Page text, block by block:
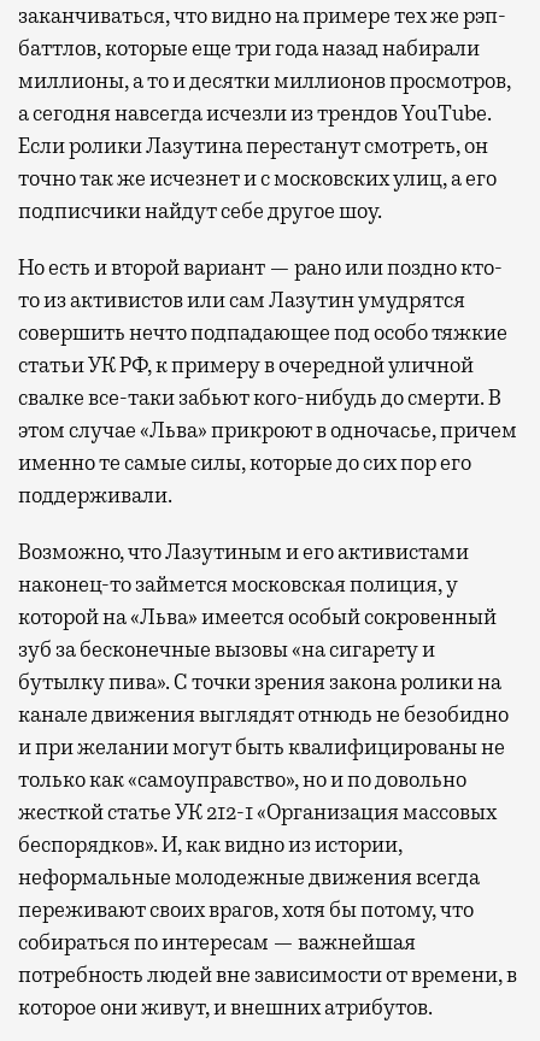
заканчиваться, что видно на примере тех же рэп-
баттлов, которые еще три года назад набирали
миллионы, а то и десятки миллионов просмотров,
а сегодня навсегда исчезли из трендов YouTube.
Если ролики Лазутина перестанут смотреть, он
точно так же исчезнет и с московских улиц, а его
подписчики найдут себе другое шоу.
Но есть и второй вариант — рано или поздно кто-
то из активистов или сам Лазутин умудрятся
совершить нечто подпадающее под особо тяжкие
статьи УК РФ, к примеру в очередной уличной
свалке все-таки забьют кого-нибудь до смерти. В
этом случае «Льва» прикроют в одночасье, причем
именно те самые силы, которые до сих пор его
поддерживали.
Возможно, что Лазутиным и его активистами
наконец-то займется московская полиция, у
которой на «Льва» имеется особый сокровенный
зуб за бесконечные вызовы «на сигарету и
бутылку пива». С точки зрения закона ролики на
канале движения выглядят отнюдь не безобидно
и при желании могут быть квалифицированы не
только как «самоуправство», но и по довольно
жесткой статье УК 212-1 «Организация массовых
беспорядков». И, как видно из истории,
неформальные молодежные движения всегда
переживают своих врагов, хотя бы потому, что
собираться по интересам — важнейшая
потребность людей вне зависимости от времени, в
которое они живут, и внешних атрибутов.